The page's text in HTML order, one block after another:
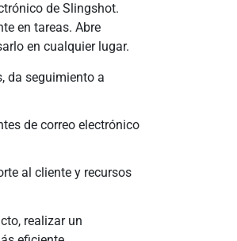
de Slingshot.
en tareas. Abre
en cualquier lugar.
da seguimiento a
de correo electrónico
al cliente y recursos
realizar un